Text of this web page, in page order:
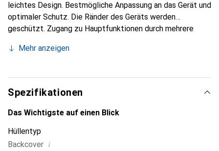
leichtes Design. Bestmögliche Anpassung an das Gerät und
optimaler Schutz. Die Ränder des Geräts werden
geschützt. Zugang zu Hauptfunktionen durch mehrere
ist möglich, ohne die Schutzhülle abzunehmen. Fach für
Kopfhörer. Ausschnitt für Aufladung und Synchronisation.
Innenauskleidung mit eingeprägtem Noreve-Logo.
Mehr anzeigen
Spezifikationen
Das Wichtigste auf einen Blick
Hüllentyp
Backcover i